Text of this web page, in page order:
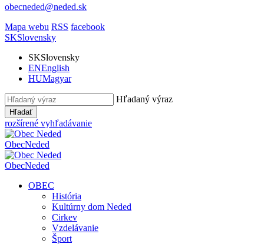
obecneded@neded.sk
Mapa webu RSS facebook
SKSlovensky
SKSlovensky
ENEnglish
HUMagyar
Hľadaný výraz
Hľadať
rozšírené vyhľadávanie
ObecNeded
ObecNeded
OBEC
História
Kultúrny dom Neded
Cirkev
Vzdelávanie
Šport